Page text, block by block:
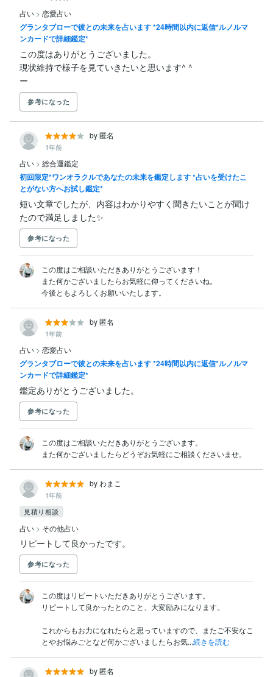
占い > 恋愛占い
グランタブローで彼との未来を占います *24時間以内に返信*ルノルマ
ンカードで詳細鑑定*
この度はありがとうございました。
現状維持で様子を見ていきたいと思います^ ^
ー
参考になった
by 匿名
1年前
占い > 総合運鑑定
初回限定*ワンオラクルであなたの未来を鑑定します *占いを受けたこ
とがない方へお試し鑑定*
短い文章でしたが、内容はわかりやすく聞きたいことが聞け
たので満足しました✨
参考になった
この度はご相談いただきありがとうございます！
また何かございましたらお気軽に仰ってくださいね。
今後ともよろしくお願いいたします。
by 匿名
1年前
占い > 恋愛占い
グランタブローで彼との未来を占います *24時間以内に返信*ルノルマ
ンカードで詳細鑑定*
鑑定ありがとうございました。
参考になった
この度はご相談いただきありがとうございます。
また何かございましたらどうぞお気軽にご相談くださいませ。
by わまこ
1年前
見積り相談
占い > その他占い
リピートして良かったです。
参考になった
この度はリピートいただきありがとうございます。
リピートして良かったとのこと、大変励みになります。
これからもお力になれたらと思っていますので、またご不安なこ
とやお悩みごとなど何かございましたらお気...続きを読む
by 匿名